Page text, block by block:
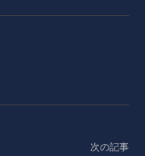
次の記事